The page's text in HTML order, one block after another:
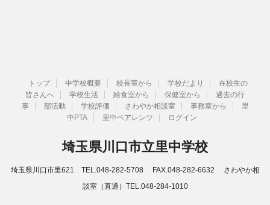
トップ 中学校概要 校長室から 学校だより
在校生の
皆さんへ
学校生活 給食室から 保健室から
過去の行
事
部活動 学校評価 さわやか相談室 事務室から
里
中PTA
里中ペアレンツ ログイン
埼玉県川口市立里中学校
埼玉県川口市里621 TEL.048-282-5708 FAX.048-282-6632 さわやか相
談室（直通）TEL.048-284-1010